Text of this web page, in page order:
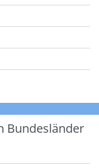
Bundesländer